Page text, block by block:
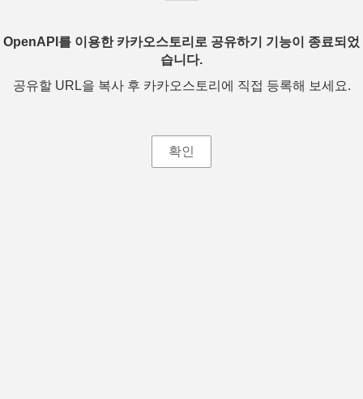
OpenAPI를 이용한 카카오스토리로 공유하기 기능이 종료되었
습니다.
공유할 URL을 복사 후 카카오스토리에 직접 등록해 보세요.
확인